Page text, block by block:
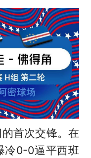
首次交锋。在
冷0-0逼平西班